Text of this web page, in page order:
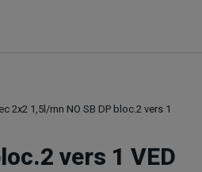
2x2 1,5l/mn NO SB DP bloc.2 vers 1
vers 1 VED